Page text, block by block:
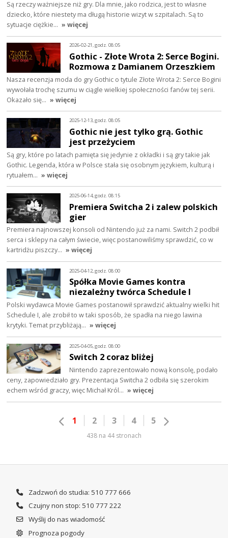
Są rzeczy ważniejsze niż gry. Dla mnie, jako rodzica, jest to własne
dziecko, które niestety ma długą historie wizyt w szpitalach. Są to
sytuacje ciężkie… » więcej
2026-02-21, godz. 08:05
Gothic - Złote Wrota 2: Serce Bogini.
Rozmowa z Damianem Orzeszkiem
Nasza recenzja moda do gry Gothic o tytule Złote Wrota 2: Serce Bogini
wywołała trochę szumu w ciągle wielkiej społeczności fanów tej serii.
Okazało się… » więcej
2025-12-13, godz. 08:05
Gothic nie jest tylko grą. Gothic
jest przeżyciem
Są gry, które po latach pamięta się jedynie z okładki i są gry takie jak
Gothic. Legenda, która w Polsce stała się osobnym językiem, kulturą i
rytuałem… » więcej
2025-06-14, godz. 08:15
Premiera Switcha 2 i zalew polskich
gier
Premiera najnowszej konsoli od Nintendo już za nami. Switch 2 podbił
serca i sklepy na całym świecie, więc postanowiliśmy sprawdzić, co w
kartridżu piszczy… » więcej
2025-04-12, godz. 08:00
Spółka Movie Games kontra
niezależny twórca Schedule I
Polski wydawca Movie Games postanowił sprawdzić aktualny wielki hit
Schedule I, ale zrobił to w taki sposób, że spadła na niego lawina
krytyki. Temat przybliżają… » więcej
2025-04-05, godz. 08:00
Switch 2 coraz bliżej
Nintendo zaprezentowało nową konsolę, podało
ceny, zapowiedziało gry. Prezentacja Switcha 2 odbiła się szerokim
echem wśród graczy, więc Michał Król… » więcej
1 2 3 4 5
438 na 44 stronach
Zadzwoń do studia: 510 777 666
Czujny non stop: 510 777 222
Wyślij do nas wiadomość
Prognoza pogody